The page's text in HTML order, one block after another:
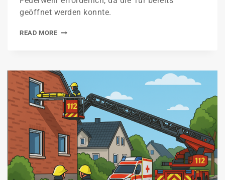
geöffnet werden konnte.
READ MORE